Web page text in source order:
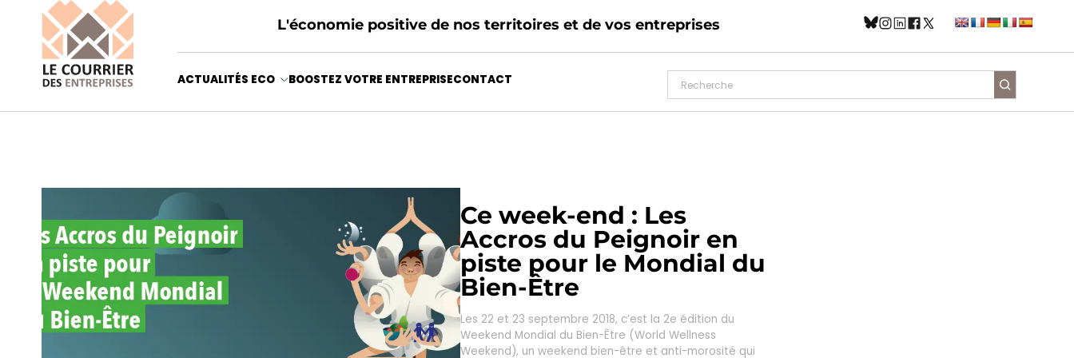
L'économie positive de nos territoires et de vos entreprises
ACTUALITÉS ECO BOOSTEZ VOTRE ENTREPRISECONTACT
Ce week-end : Les
Accros du Peignoir en
piste pour le Mondial du
Bien-Être
Les 22 et 23 septembre 2018, c’est la 2e édition du
Weekend Mondial du Bien-Être (World Wellness
Weekend), un weekend bien-être et anti-morosité qui